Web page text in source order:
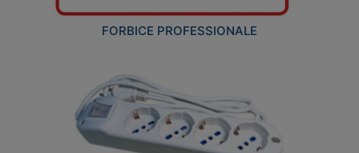
FORBICE PROFESSIONALE